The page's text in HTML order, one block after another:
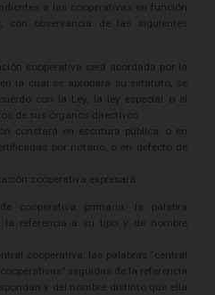
a las cooperativas en función
con observancia de las siguientes
cooperativa será acordada por la
la cual se aprobará su estatuto, se
con la Ley, la ley especial o el
de sus órganos directivos.
constará en escritura pública, o en
por notario, o en defecto de
cooperativa expresará:
cooperativa primaria: la palabra
la referencia a su tipo y de nombre
cooperativa: las palabras “central
seguidas de la referencia
y del nombre distinto que ella